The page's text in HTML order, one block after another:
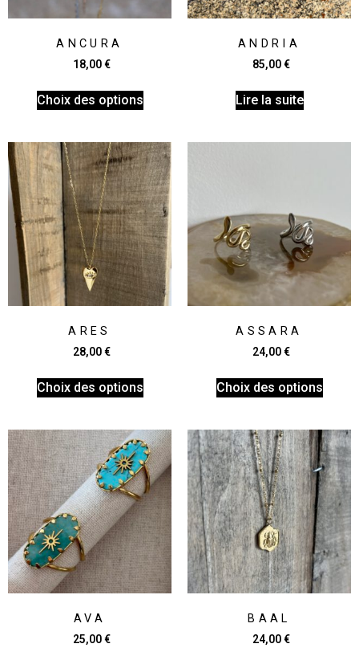
ANCURA
18,00€
Choix des options
ANDRIA
85,00€
Lire la suite
ARES
28,00€
Choix des options
ASSARA
24,00€
Choix des options
AVA
25,00€
BAAL
24,00€